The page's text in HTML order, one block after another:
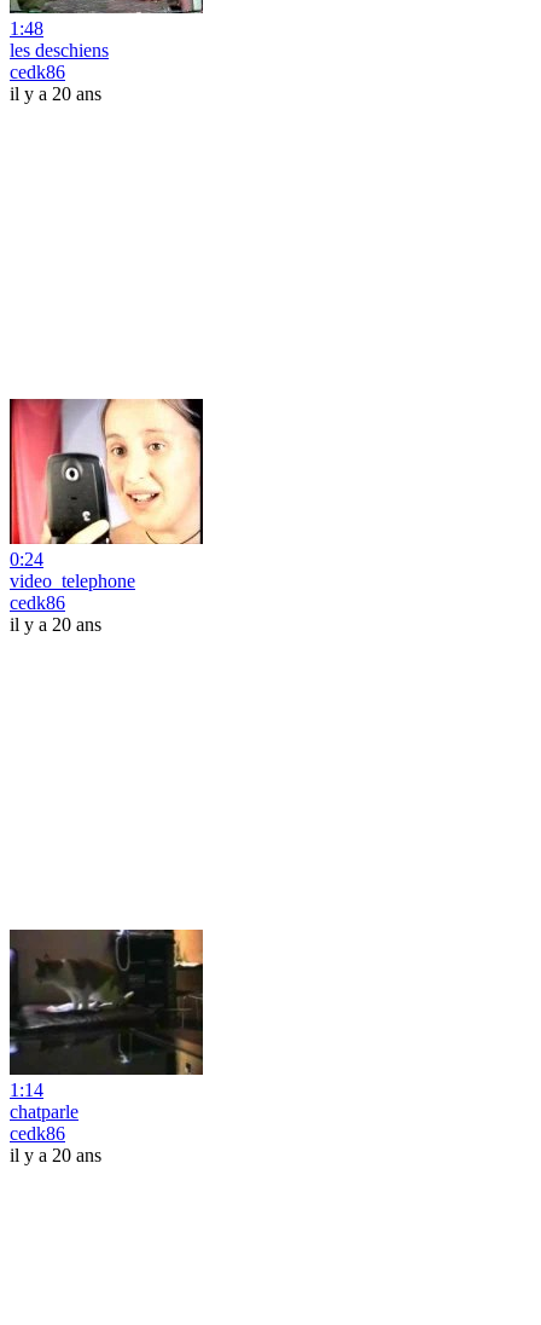
1:48
les deschiens
cedk86
il y a 20 ans
0:24
video_telephone
cedk86
il y a 20 ans
1:14
chatparle
cedk86
il y a 20 ans